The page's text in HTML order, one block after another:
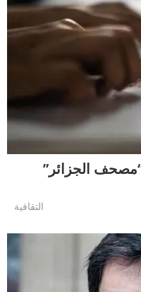
الجزائر”
التقافية